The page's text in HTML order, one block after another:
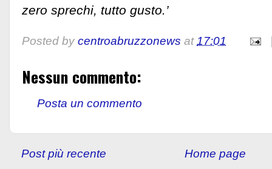
zero sprechi, tutto gusto.’
Posted by centroabruzzonews at17:01
Nessun commento:
Posta un commento
Post più recente Home page